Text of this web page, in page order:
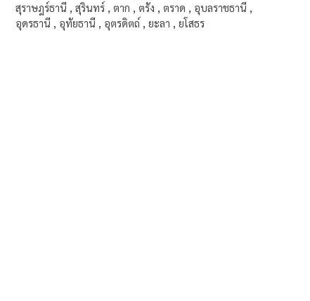
สุราษฎร์ธานี , สุรินทร์ , ตาก , ตรัง , ตราด , อุบลราชธานี ,
อุดรธานี , อุทัยธานี , อุตรดิตถ์ , ยะลา , ยโสธร